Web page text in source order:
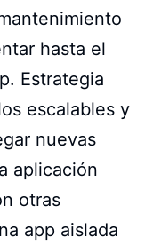
hasta el
Estrategia
escalables y
nuevas
aplicación
otras
app aislada